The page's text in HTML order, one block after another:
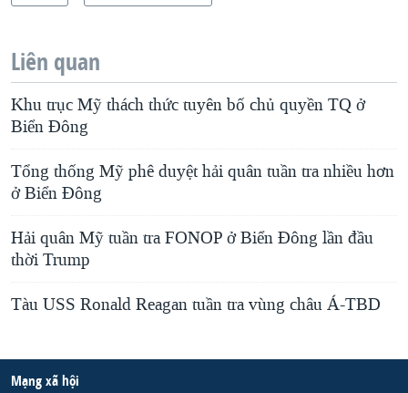
Liên quan
Khu trục Mỹ thách thức tuyên bố chủ quyền TQ ở
Biển Đông
Tổng thống Mỹ phê duyệt hải quân tuần tra nhiều hơn
ở Biển Đông
Hải quân Mỹ tuần tra FONOP ở Biển Đông lần đầu
thời Trump
Tàu USS Ronald Reagan tuần tra vùng châu Á-TBD
Mạng xã hội